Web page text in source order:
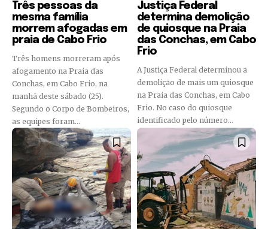
Três pessoas da
mesma família
morrem afogadas em
praia de Cabo Frio
Três homens morreram após
afogamento na Praia das
Conchas, em Cabo Frio, na
manhã deste sábado (25).
Segundo o Corpo de Bombeiros,
as equipes foram...
Justiça Federal
determina demolição
de quiosque na Praia
das Conchas, em Cabo
Frio
A Justiça Federal determinou a
demolição de mais um quiosque
na Praia das Conchas, em Cabo
Frio. No caso do quiosque
identificado pelo número...